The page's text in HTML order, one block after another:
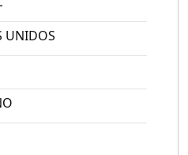
UNIDOS